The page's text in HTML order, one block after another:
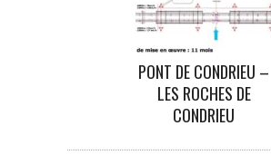
PONT DE CONDRIEU –
LES ROCHES DE
CONDRIEU